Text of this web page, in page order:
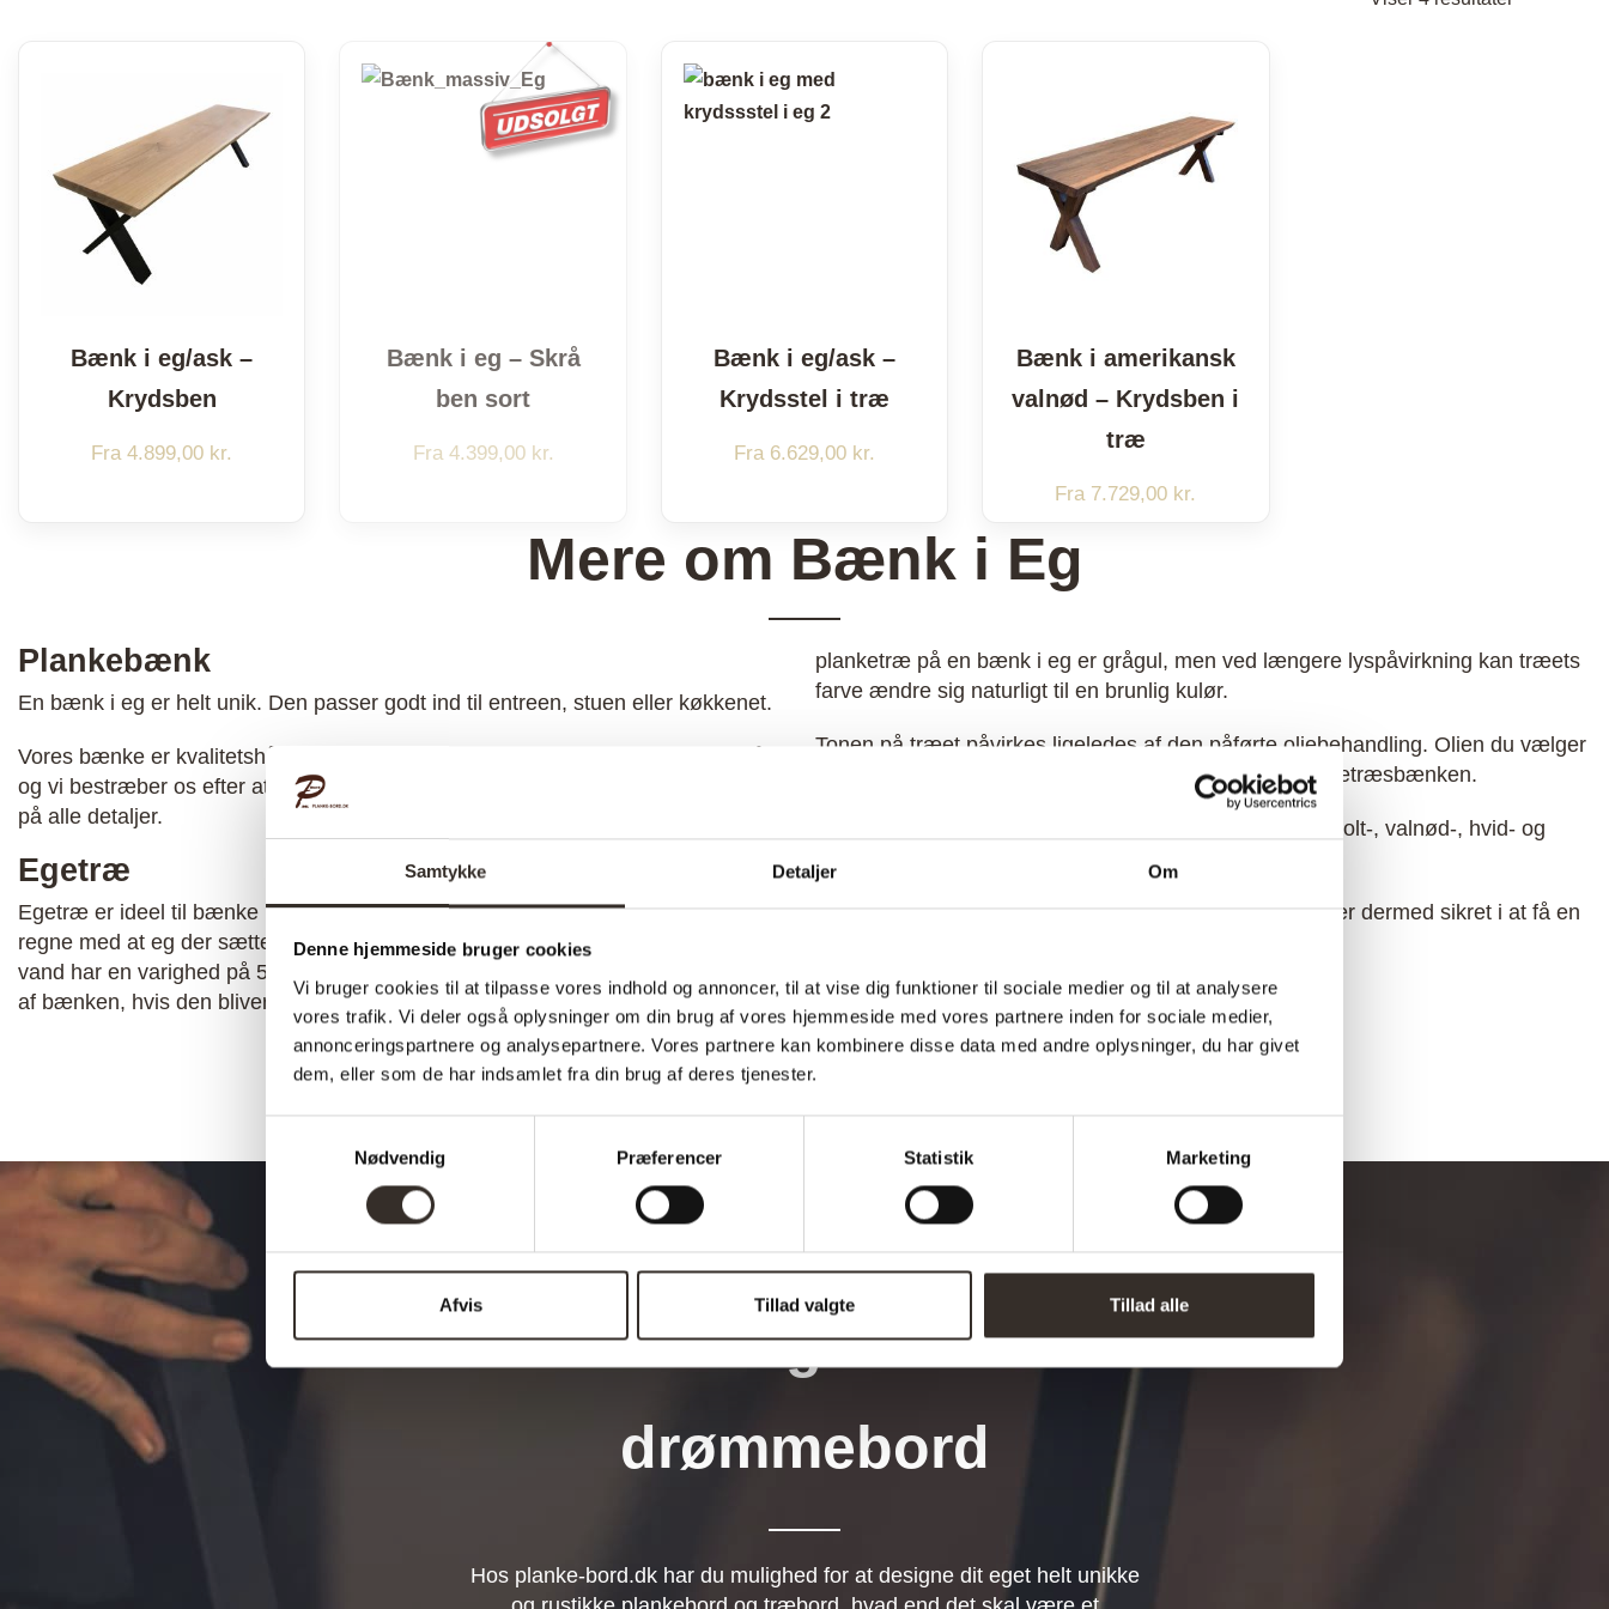
Samtykke Detaljer Om
Denne hjemmeside bruger cookies
Vi bruger cookies til at tilpasse vores indhold og annoncer, til at vise dig funktioner til sociale medier og til at analysere
vores trafik. Vi deler også oplysninger om din brug af vores hjemmeside med vores partnere inden for sociale medier,
annonceringspartnere og analysepartnere. Vores partnere kan kombinere disse data med andre oplysninger, du har givet
dem, eller som de har indsamlet fra din brug af deres tjenester.
Nødvendig
Præferencer Statistik Marketing
Afvis Tillad valgte Tillad alle
Bænk i eg/ask –
Krydsben
Fra4.899,00 kr.
Bænk i eg – Skrå
ben sort
Fra 4.399,00 kr.
Bænk i eg/ask –
Krydsstel i træ
Fra 6.629,00 kr.
Bænk i amerikansk
valnød – Krydsben i
træ
Fra 7.729,00 kr.
Mere om Bænk i Eg
Plankebænk
En bænk i eg er helt unik. Den passer godt ind til entreen, stuen eller køkkenet.
Vores bænke er kvalitetshåndværk. De bliver fremstillet efter dine ønskede mål
og vi bestræber os efter at levere et produkt i højeste kvalitet, hvor der er fokus
på alle detaljer.
Egetræ
Egetræ er ideel til bænke idet træsorten er meget holdbar. Faktisk kan man
regne med at eg der sættes op i overdækket udemiljø uden kontakt til jord og
vand har en varighed på 50 til 125 år. Selvfølgelig vil der være almindelig slitage
af bænken, hvis den bliver anvendt meget.
planketræ på en bænk i eg er grågul, men ved længere lyspåvirkning kan træets
farve ændre sig naturligt til en brunlig kulør.
Tonen på træet påvirkes ligeledes af den påførte oliebehandling. Olien du vælger
til bænken kan være med til at ændre udseendet på egetræsbænken.
Hos os kan du vælge mellem fire forskellige olier. Ibenholt-, valnød-, hvid- og
Vi har fået lavet vores egen italienske kvalitetsolie. Du er dermed sikret i at få en
Design dit
drømmebord
Hos planke-bord.dk har du mulighed for at designe dit eget helt unikke